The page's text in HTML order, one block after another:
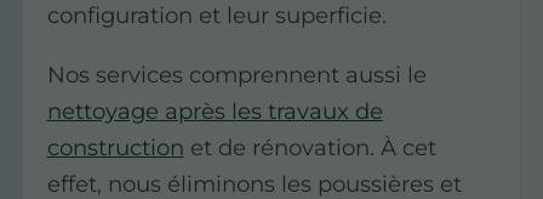
configuration et leur superficie.
Nos services comprennent aussi le
nettoyage après les travaux de
construction et de rénovation. À cet
effet, nous éliminons les poussières et